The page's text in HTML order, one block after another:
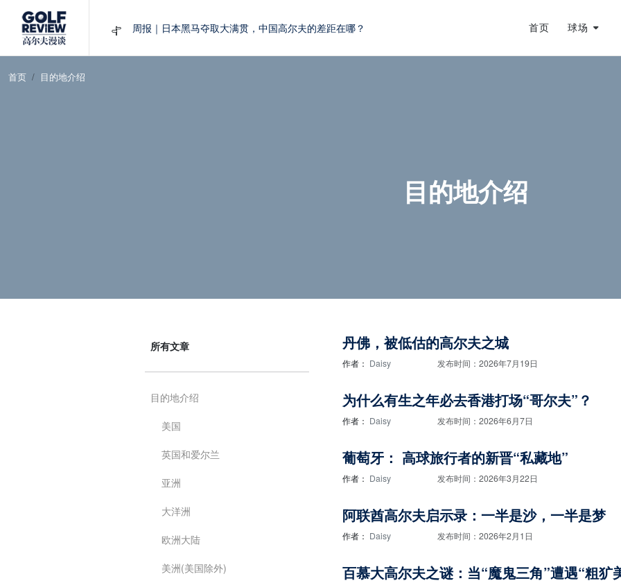
周报｜日本黑马夺取大满贯，中国高尔夫的差距在哪？
首页 球场
首页 目的地介绍
目的地介绍
所有文章
目的地介绍
美国
英国和爱尔兰
亚洲
大洋洲
欧洲大陆
美洲(美国除外)
丹佛，被低估的高尔夫之城
作者： Daisy 发布时间：2026年7月19日
为什么有生之年必去香港打场“哥尔夫”？
作者： Daisy 发布时间：2026年6月7日
葡萄牙： 高球旅行者的新晋“私藏地”
作者： Daisy 发布时间：2026年3月22日
阿联酋高尔夫启示录：一半是沙，一半是梦
作者： Daisy 发布时间：2026年2月1日
百慕大高尔夫之谜：当“魔鬼三角”遭遇“粗犷